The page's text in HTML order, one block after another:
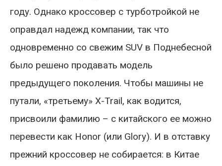
году. Однако кроссовер с турботройкой не
оправдал надежд компании, так что
одновременно со свежим SUV в Поднебесной
было решено продавать модель
предыдущего поколения. Чтобы машины не
путали, «третьему» X-Trail, как водится,
присвоили фамилию – с китайского ее можно
перевести как Honor (или Glory). И в отставку
прежний кроссовер не собирается: в Китае